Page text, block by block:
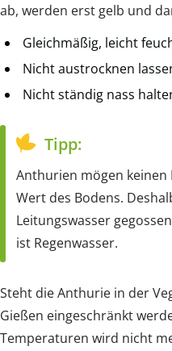
ab, werden erst gelb und
Gleichmäßig, leicht
Nicht austrocknen
Nicht ständig nass
Tipp:
Anthurien mögen keinen
Wert des Bodens.
Leitungswasser
ist Regenwasser.
Steht die Anthurie in der
Gießen eingeschränkt
Temperaturen wird nicht